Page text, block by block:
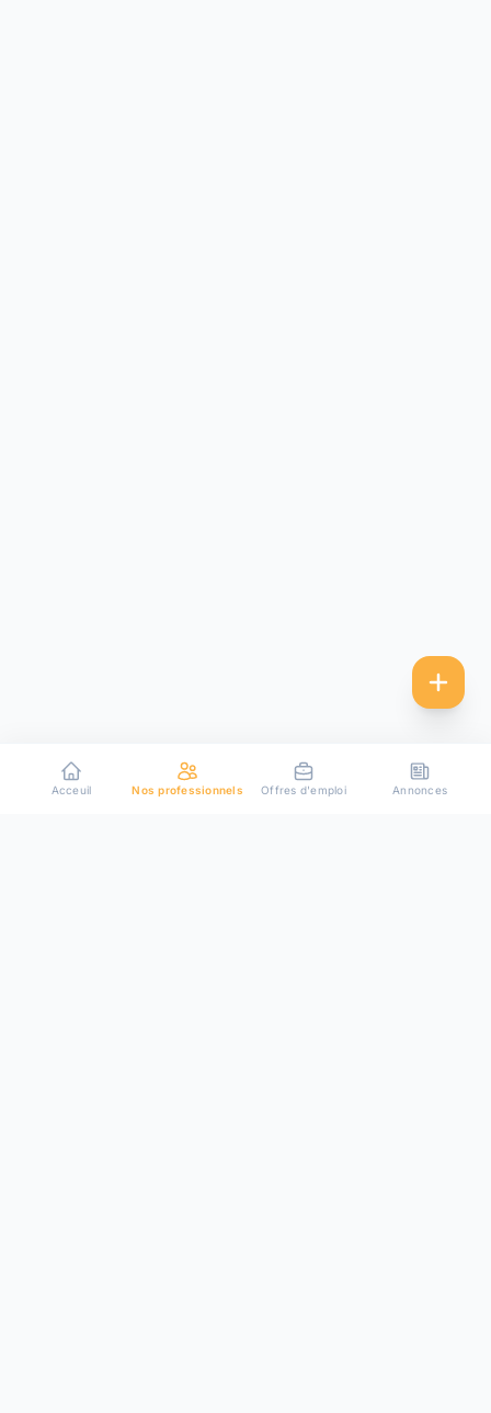
Acceuil Nos professionnels Offres d'emploi Annonces